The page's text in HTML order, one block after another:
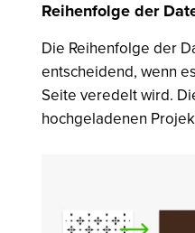
Reihenfolge der
Die Reihenfolge der
entscheidend, wenn
Seite veredelt wird.
hochgeladenen